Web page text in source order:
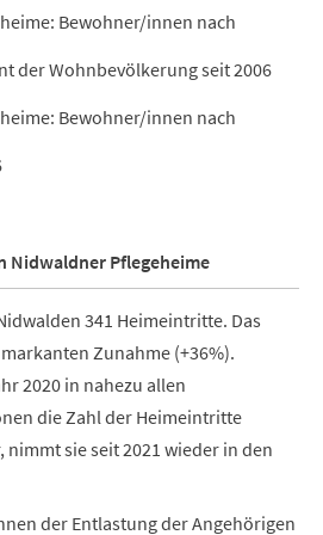
Bewohner/innen nach
der Wohnbevölkerung seit 2006
Bewohner/innen nach
Nidwaldner Pflegeheime
341 Heimeintritte. Das
Zunahme (+36%).
2020 in nahezu allen
die Zahl der Heimeintritte
nimmt sie seit 2021 wieder in den
der Entlastung der Angehörigen